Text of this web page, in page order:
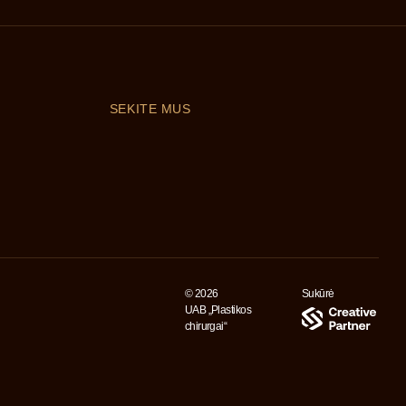
SEKITE MUS
© 2026
UAB „Plastikos
chirurgai“
Sukūrė